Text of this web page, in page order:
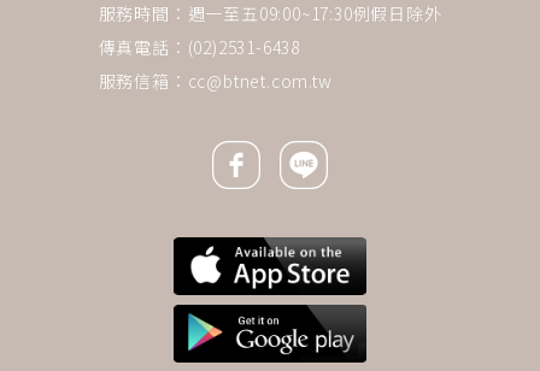
服務時間：週一至五09:00~17:30例假日除外
傳真電話：(02)2531-6438
服務信箱： cc@btnet.com.tw
Facebook icon
Line icon